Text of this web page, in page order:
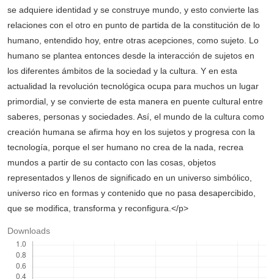
se adquiere identidad y se construye mundo, y esto convierte las
relaciones con el otro en punto de partida de la constitución de lo
humano, entendido hoy, entre otras acepciones, como sujeto. Lo
humano se plantea entonces desde la interacción de sujetos en
los diferentes ámbitos de la sociedad y la cultura. Y en esta
actualidad la revolución tecnológica ocupa para muchos un lugar
primordial, y se convierte de esta manera en puente cultural entre
saberes, personas y sociedades. Así, el mundo de la cultura como
creación humana se afirma hoy en los sujetos y progresa con la
tecnología, porque el ser humano no crea de la nada, recrea
mundos a partir de su contacto con las cosas, objetos
representados y llenos de significado en un universo simbólico,
universo rico en formas y contenido que no pasa desapercibido,
que se modifica, transforma y reconfigura.</p>
Downloads